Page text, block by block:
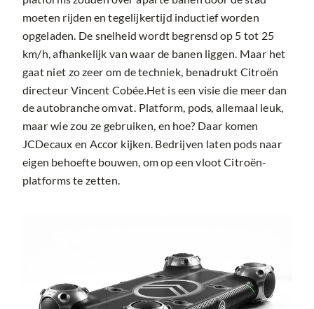
moeten rijden en tegelijkertijd inductief worden
opgeladen. De snelheid wordt begrensd op 5 tot 25
km/h, afhankelijk van waar de banen liggen. Maar het
gaat niet zo zeer om de techniek, benadrukt Citroën
directeur Vincent Cobée.Het is een visie die meer dan
de autobranche omvat. Platform, pods, allemaal leuk,
maar wie zou ze gebruiken, en hoe? Daar komen
JCDecaux en Accor kijken. Bedrijven laten pods naar
eigen behoefte bouwen, om op een vloot Citroën-
platforms te zetten.